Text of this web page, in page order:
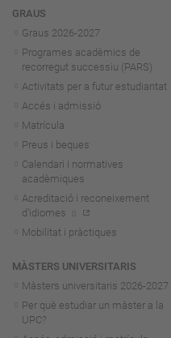
Navegació
GRAUS
Graus 2026-2027
Programes acadèmics de
recorregut successiu (PARS)
Activitats per a futur estudiantat
Accés i admissió
Matrícula
Preus i beques
Calendari i normatives
acadèmiques
Acreditació i reconeixement
d'idiomes
Mobilitat i pràctiques
MÀSTERS UNIVERSITARIS
Màsters universitaris 2026-2027
Per què estudiar un màster a la
UPC?